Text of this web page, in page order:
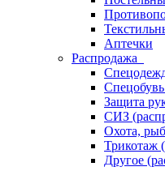
Аптечки
Распродажа
Защита
СИЗ
Охота,
Трикотаж
Другое